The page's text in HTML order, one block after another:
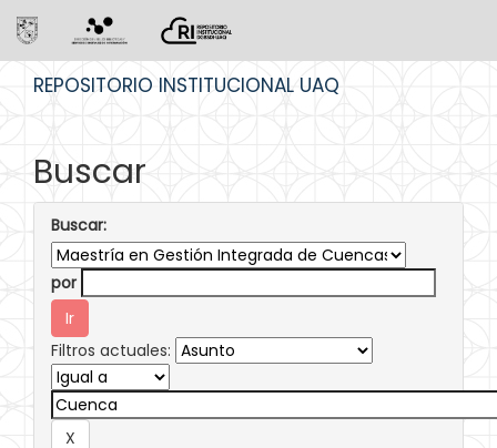
REPOSITORIO INSTITUCIONAL UAQ
Buscar
Buscar:
por
Filtros actuales: